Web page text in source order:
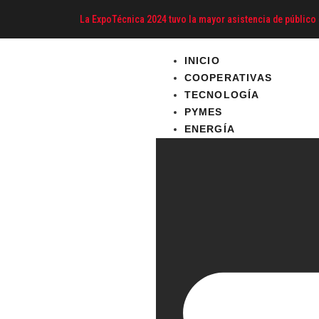
La ExpoTécnica 2024 tuvo la mayor asistencia de
INICIO
COOPERATIVAS
TECNOLOGÍA
PYMES
ENERGÍA